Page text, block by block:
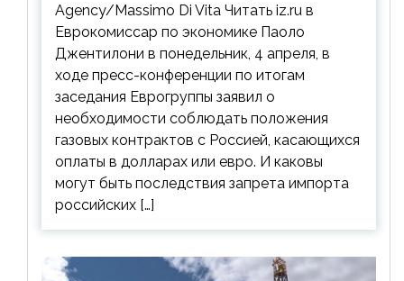
Agency/Massimo Di Vita Читать iz.ru в
Еврокомиссар по экономике Паоло
Джентилони в понедельник, 4 апреля, в
ходе пресс-конференции по итогам
заседания Еврогруппы заявил о
необходимости соблюдать положения
газовых контрактов с Россией, касающихся
оплаты в долларах или евро. И каковы
могут быть последствия запрета импорта
российских […]